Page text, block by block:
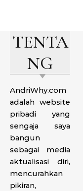
TENTA
NG
AndriWhy.com
adalah website
pribadi yang
sengaja saya
bangun
sebagai media
aktualisasi diri,
mencurahkan
pikiran,